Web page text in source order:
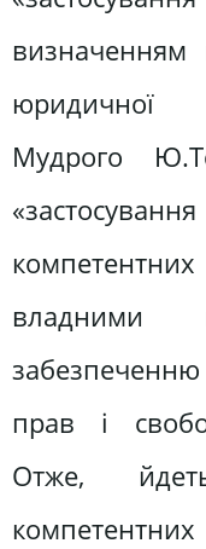
визначенням
юридичної
Мудрого
владними
прав і
Отже,